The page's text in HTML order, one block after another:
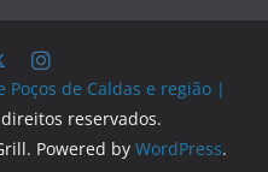
Poços de Caldas e região |
reservados.
Powered by WordPress.